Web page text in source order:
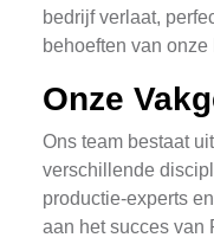
bedrijf verlaat,
behoeften van onze
Onze
Ons team bestaat
verschillende
productie-experts
aan het succes van